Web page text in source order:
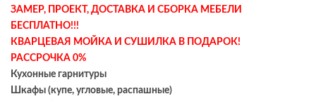
ЗАМЕР, ПРОЕКТ, ДОСТАВКА И СБОРКА МЕБЕЛИ
БЕСПЛАТНО!!!
КВАРЦЕВАЯ МОЙКА И СУШИЛКА В ПОДАРОК!
РАССРОЧКА 0%
Кухонные гарнитуры
Шкафы (купе, угловые, распашные)